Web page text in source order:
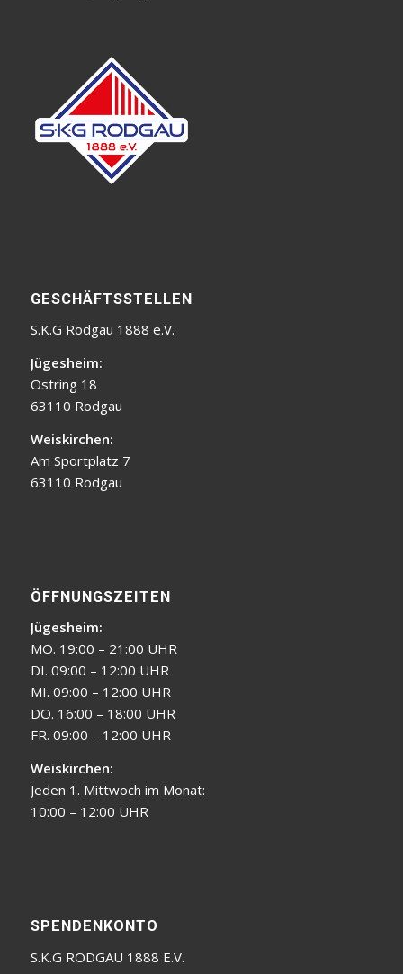
GESCHÄFTSSTELLEN
S.K.G Rodgau 1888 e.V.
Jügesheim:
Ostring 18
63110 Rodgau
Weiskirchen:
Am Sportplatz 7
63110 Rodgau
ÖFFNUNGSZEITEN
Jügesheim:
MO. 19:00 – 21:00 UHR
DI. 09:00 – 12:00 UHR
MI. 09:00 – 12:00 UHR
DO. 16:00 – 18:00 UHR
FR. 09:00 – 12:00 UHR
Weiskirchen:
Jeden 1. Mittwoch im Monat:
10:00 – 12:00 UHR
SPENDENKONTO
S.K.G RODGAU 1888 E.V.